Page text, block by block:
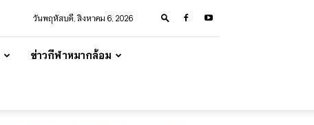
วันพฤหัสบดี, สิงหาคม 6, 2026
ข่าวกีฬาหมากล้อม